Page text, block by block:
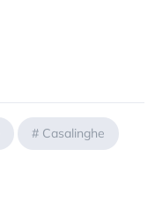
# Casalinghe